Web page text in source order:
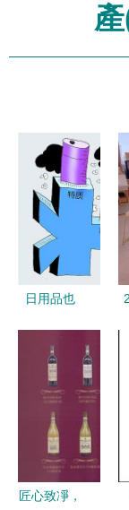
日用品也
當心身邊的
風險之旅
匠心致凈，